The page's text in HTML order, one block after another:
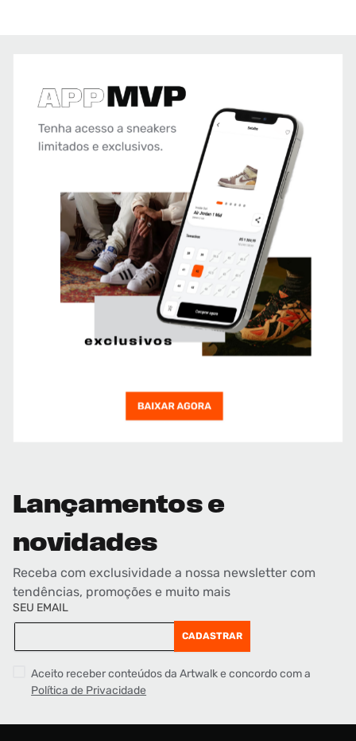
Lançamentos e
novidades
Receba com exclusividade a nossa newsletter com
tendências, promoções e muito mais
SEU EMAIL
CADASTRAR
Aceito receber conteúdos da Artwalk e concordo com a
Política de Privacidade